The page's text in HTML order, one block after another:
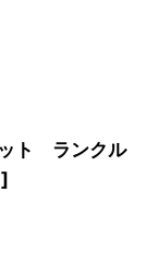
ト ランクル
]